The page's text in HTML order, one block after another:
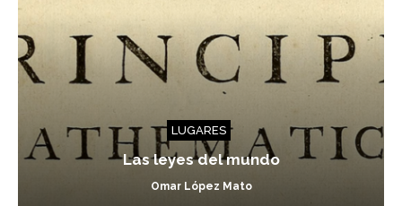
LUGARES
Las leyes del mundo
Omar López Mato